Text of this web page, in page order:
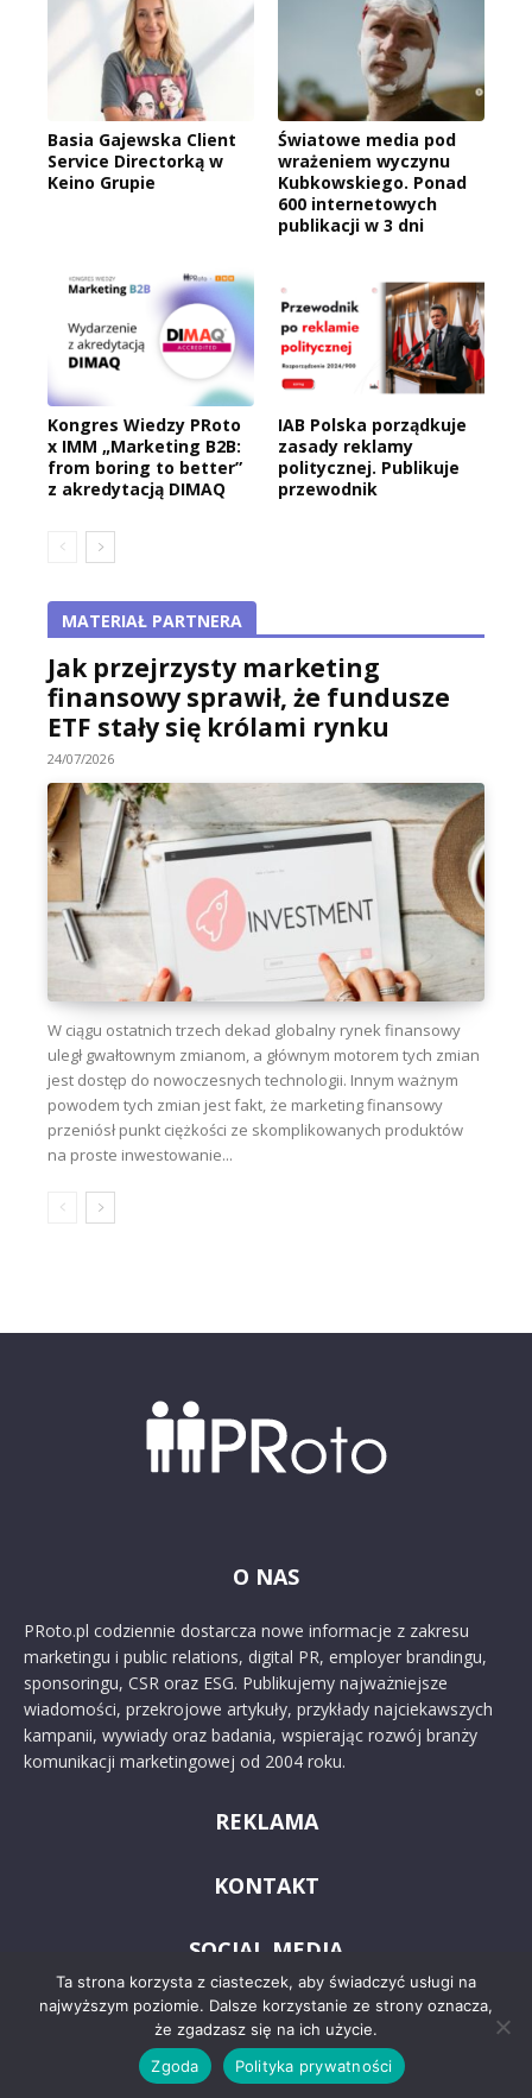
Basia Gajewska Client
Service Directorką w
Keino Grupie
Światowe media pod
wrażeniem wyczynu
Kubkowskiego. Ponad
600 internetowych
publikacji w 3 dni
Kongres Wiedzy PRoto
x IMM „Marketing B2B:
from boring to better”
z akredytacją DIMAQ
IAB Polska porządkuje
zasady reklamy
politycznej. Publikuje
przewodnik
MATERIAŁ PARTNERA
Jak przejrzysty marketing
finansowy sprawił, że fundusze
ETF stały się królami rynku
24/07/2026
W ciągu ostatnich trzech dekad globalny rynek finansowy
uległ gwałtownym zmianom, a głównym motorem tych zmian
jest dostęp do nowoczesnych technologii. Innym ważnym
powodem tych zmian jest fakt, że marketing finansowy
przeniósł punkt ciężkości ze skomplikowanych produktów
na proste inwestowanie...
O NAS
PRoto.pl codziennie dostarcza nowe informacje z zakresu
marketingu i public relations, digital PR, employer brandingu,
sponsoringu, CSR oraz ESG. Publikujemy najważniejsze
wiadomości, przekrojowe artykuły, przykłady najciekawszych
kampanii, wywiady oraz badania, wspierając rozwój branży
komunikacji marketingowej od 2004 roku.
REKLAMA
KONTAKT
SOCIAL MEDIA
Ta strona korzysta z ciasteczek, aby świadczyć usługi na
najwyższym poziomie. Dalsze korzystanie ze strony oznacza,
że zgadzasz się na ich użycie.
Zgoda
Polityka prywatności